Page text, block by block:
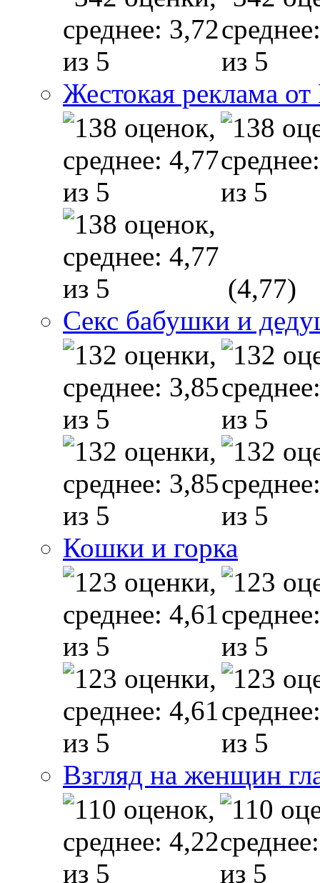
Жестокая реклама
(4,77)
Секс бабушки и
Кошки и горка
Взгляд на женщин